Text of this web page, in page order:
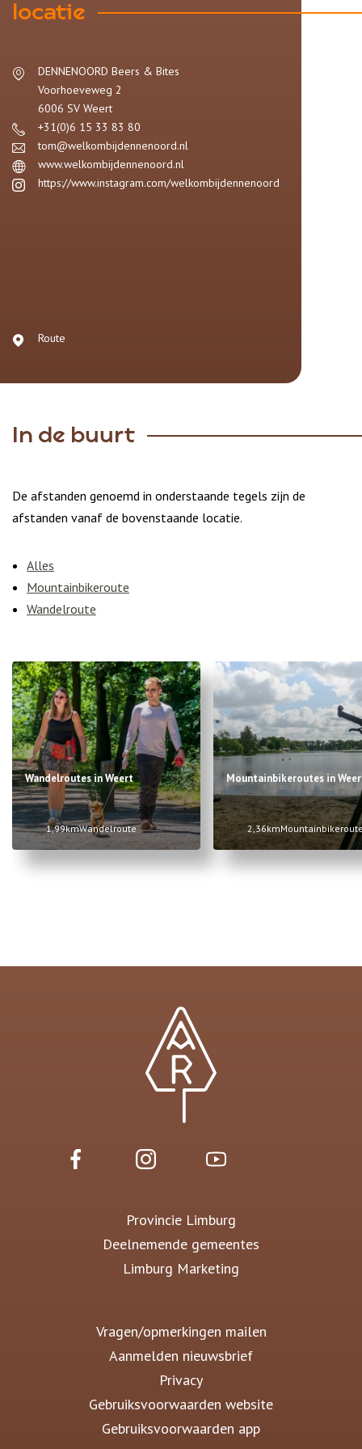
locatie
DENNENOORD Beers & Bites
Voorhoeveweg 2
6006 SV Weert
+31(0)6 15 33 83 80
tom@welkombijdennenoord.nl
www.welkombijdennenoord.nl
https://www.instagram.com/welkombijdennenoord
Route
In de buurt
De afstanden genoemd in onderstaande tegels zijn de
afstanden vanaf de bovenstaande locatie.
Alles
Mountainbikeroute
Wandelroute
Wandelroutes in Weert
1,99kmWandelroute
Mountainbikeroutes in
2,36km
Provincie Limburg
Deelnemende gemeentes
Limburg Marketing
Vragen/opmerkingen mailen
Aanmelden nieuwsbrief
Privacy
Gebruiksvoorwaarden website
Gebruiksvoorwaarden app